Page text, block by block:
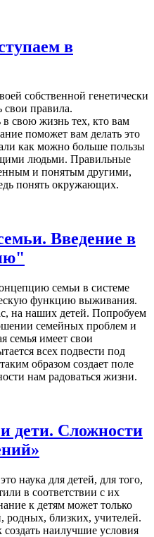
в
собственной генетически
свои правила.
в свою жизнь тех, кто вам
поможет вам делать это
как можно больше пользы
людьми. Правильные
и понятым другими,
понять окружающих.
Введение в
семьи в системе
функцию выживания.
на наших детей. Попробуем
семейных проблем и
семья имеет свои
всех подвести под
образом создает поле
нам радоваться жизни.
дети. Сложности
наука для детей, для того,
в соответствии с их
к детям может только
родных, близких, учителей.
наилучшие условия